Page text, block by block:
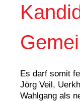
Es darf somit
Jörg Veil,
Wahlgang als